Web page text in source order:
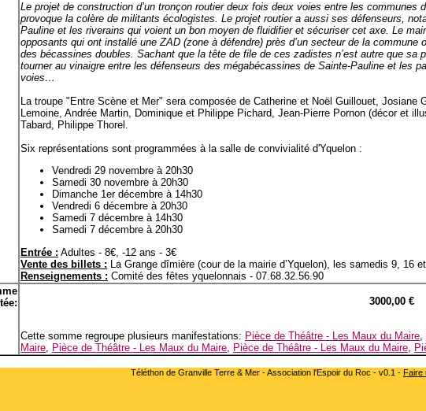
Le projet de construction d’un tronçon routier deux fois deux voies entre les communes
provoque la colère de militants écologistes. Le projet routier a aussi ses défenseurs,
Pauline et les riverains qui voient un bon moyen de fluidifier et sécuriser cet axe. Le
opposants qui ont installé une ZAD (zone à défendre) près d’un secteur de la commune
des bécassines doubles. Sachant que la tête de file de ces zadistes n’est autre que sa
tourner au vinaigre entre les défenseurs des mégabécassines de Sainte-Pauline et les
voies…
La troupe "Entre Scène et Mer" sera composée de Catherine et Noël Guillouet, Josiane
Lemoine, Andrée Martin, Dominique et Philippe Pichard, Jean-Pierre Pornon (décor et
Tabard, Philippe Thorel.
Six représentations sont programmées à la salle de convivialité d'Yquelon :
Vendredi 29 novembre à 20h30
Samedi 30 novembre à 20h30
Dimanche 1er décembre à 14h30
Vendredi 6 décembre à 20h30
Samedi 7 décembre à 14h30
Samedi 7 décembre à 20h30
Entrée : Adultes - 8€, -12 ans - 3€
Vente des billets : La Grange dîmière (cour de la mairie d’Yquelon), les samedis 9, 16
Renseignements : Comité des fêtes yquelonnais - 07.68.32.56.90
3000,00 €
Cette somme regroupe plusieurs manifestations: Pièce de Théâtre - Les Maux du Maire
Maire Pièce de Théâtre - Les Maux du Maire Pièce de Théâtre - Les Maux du Maire
Téléthon de Granville Terre & Mer - Association l'Espoir du Roc - v0.1 - Faire